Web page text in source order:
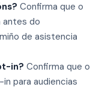
Confirma que o
antes do
de asistencia
in? Confirma que o
para audiencias